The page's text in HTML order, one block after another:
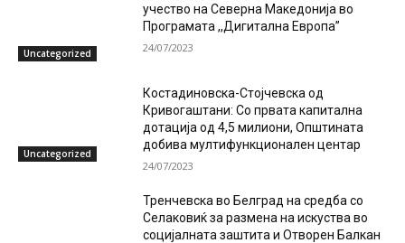
Uncategorized
учество на Северна Македонија во
Програмата ,,Дигитална Европа”
24/07/2023
Uncategorized
Костадиновска-Стојчевска од
Кривогаштани: Со првата капитална
дотација од 4,5 милиони, Општината
добива мултифункционален центар
24/07/2023
Тренчевска во Белград на средба со
Селаковиќ за размена на искуства во
социјалната заштита и Отворен Балкан